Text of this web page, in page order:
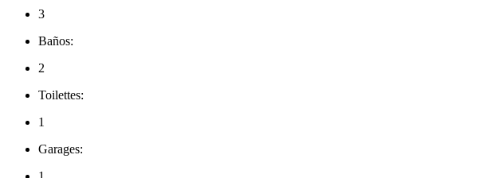
3
Baños:
2
Toilettes:
1
Garages: